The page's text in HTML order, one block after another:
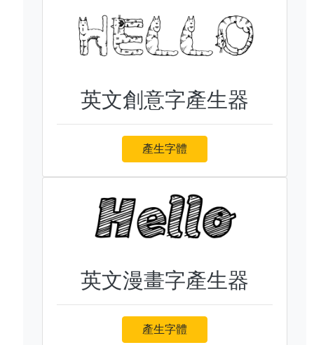
英文創意字產生器
產生字體
英文漫畫字產生器
產生字體